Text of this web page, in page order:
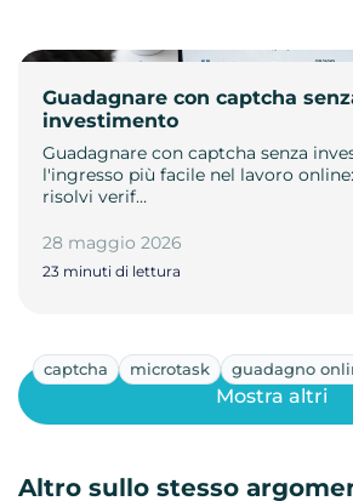
Guadagnare con captcha
investimento
Guadagnare con captcha senza
l'ingresso più facile nel lavoro
risolvi verif…
28 maggio 2026
23 minuti di lettura
captcha microtask guadagno
Mostra altri
Altro sullo stesso